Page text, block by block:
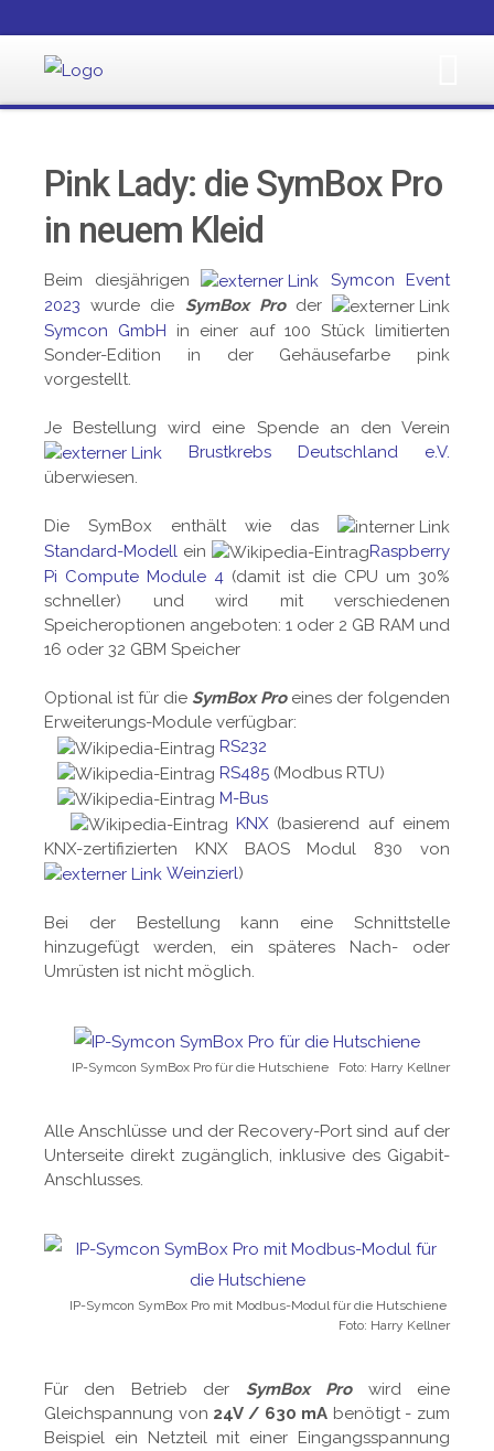
Pink Lady: die SymBox Pro
in neuem Kleid
Beim diesjährigen
Symcon Event
2023 wurde die SymBox Proder
Symcon GmbH in einer auf 100 Stück limitierten
Sonder-Edition in der Gehäusefarbe pink
vorgestellt.
Je Bestellung wird eine Spende an den Verein
Brustkrebs Deutschland e.V.
überwiesen.
Die SymBox enthält wie das
Standard-Modell ein
Raspberry
Pi Compute Module 4 (damit ist die CPU um 30%
schneller) und wird mit verschiedenen
Speicheroptionen angeboten: 1 oder 2 GB RAM und
16 oder 32 GBM Speicher
Optional ist für die SymBox Proeines der folgenden
Erweiterungs-Module verfügbar:
RS232
RS485 (Modbus RTU)
M-Bus
KNX (basierend auf einem
KNX-zertifizierten KNX BAOS Modul 830 von
Weinzierl)
Bei der Bestellung kann eine Schnittstelle
hinzugefügt werden, ein späteres Nach- oder
Umrüsten ist nicht möglich.
IP-Symcon SymBox Pro für die Hutschiene Foto: Harry Kellner
Alle Anschlüsse und der Recovery-Port sind auf der
Unterseite direkt zugänglich, inklusive des Gigabit-
Anschlusses.
IP-Symcon SymBox Pro mit Modbus-Modul für die Hutschiene
Foto: Harry Kellner
Für den Betrieb der SymBox Prowird eine
Gleichspannung von 24V / 630 mA benötigt - zum
Beispiel ein Netzteil mit einer Eingangsspannung